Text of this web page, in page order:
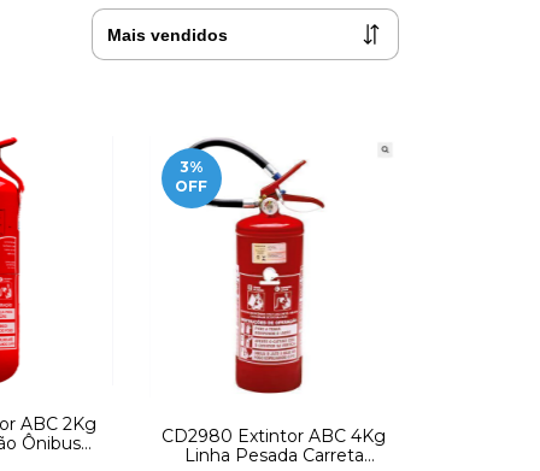
ABC 2Kg
Ônibus
3%
OFF
CD2980 Extintor ABC 4Kg
Linha Pesada Carreta